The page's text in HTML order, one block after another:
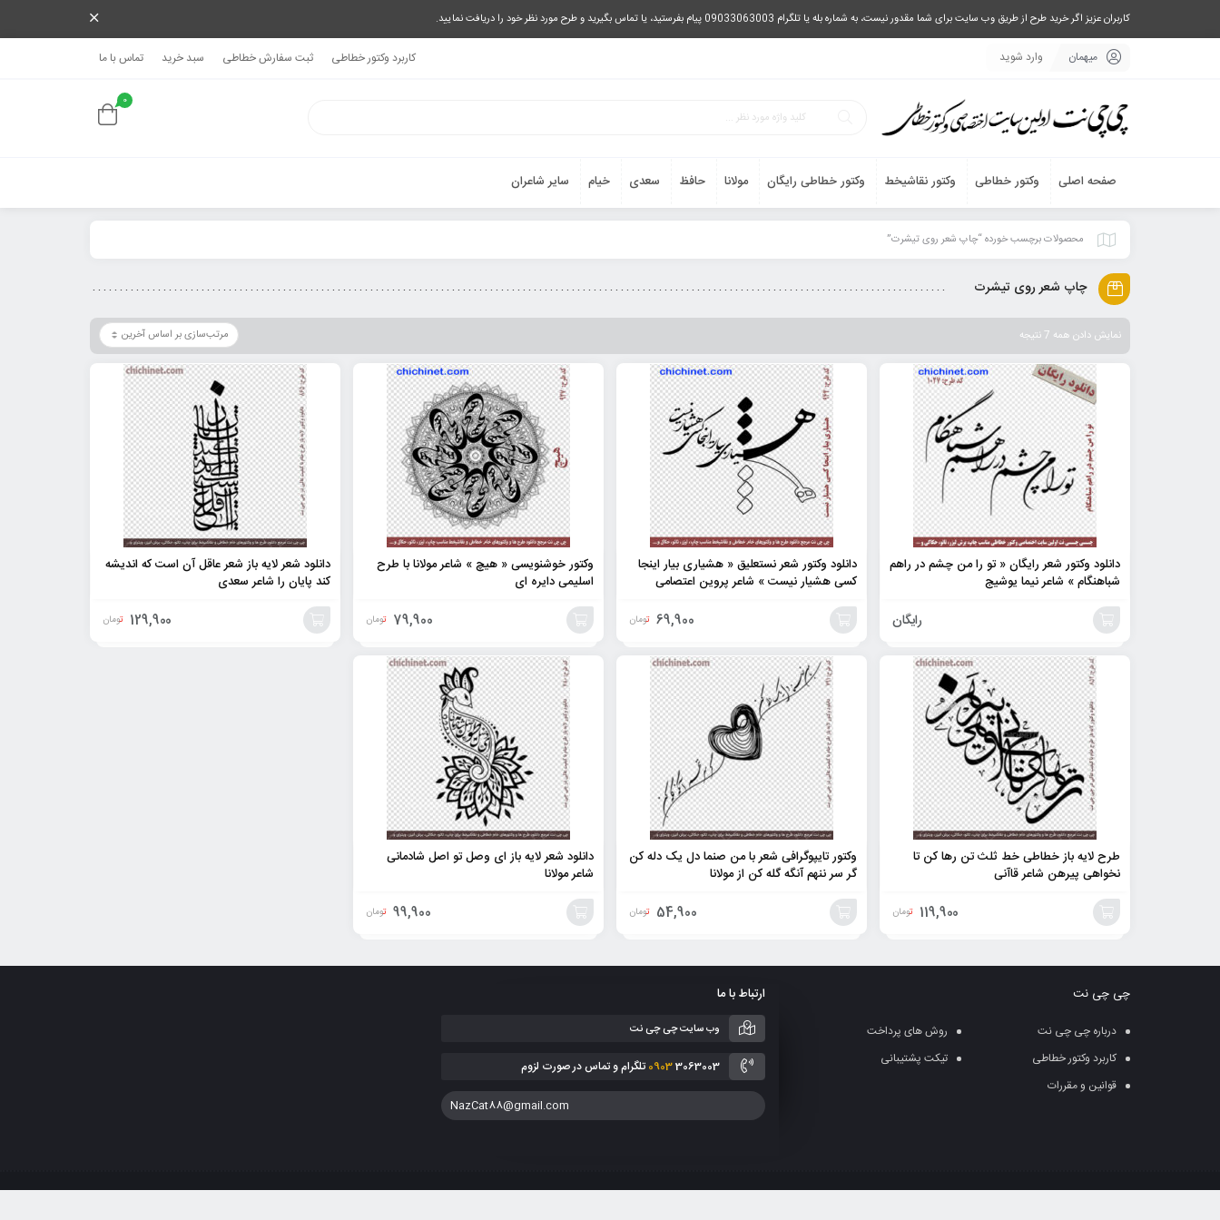
کاربران عزیز اگر خرید طرح از طریق وب سایت برای شما مقدور نیست، به شماره بله یا تلگرام 09033063003 پیام بفرستید، یا تماس بگیرید و طرح مورد نظر خود را دریافت نمایید.
میهمان وارد شوید کاربرد وکتور خطاطی ثبت سفارش خطاطی سبد خرید تماس با ما
0
صفحه اصلی وکتور خطاطی وکتور نقاشیخط وکتور خطاطی رایگان مولانا حافظ سعدی خیام سایر شاعران
محصولات برچسب خورده “چاپ شعر روی تیشرت”
چاپ شعر روی تیشرت
نمایش دادن همه 7 نتیجه
دانلود وکتور شعر رایگان « تو را من چشم در راهم
شباهنگام » شاعر نیما یوشیج
رایگان
افزودن
دانلود وکتور شعر نستعلیق « هشیاری بیار اینجا
کسی هشیار نیست » شاعر پروین اعتصامی
69,900 تومان
افزودن
وکتور خوشنویسی « هیچ » شاعر مولانا با طرح
اسلیمی دایره ای
79,900 تومان
افزودن
دانلود شعر لایه باز شعر عاقل آن است که اندیشه
کند پایان را شاعر سعدی
129,900 تومان
طرح لایه باز خطاطی خط ثلث تن رها کن تا
نخواهی پیرهن شاعر قاآنی
119,900 تومان
وکتور تایپوگرافی شعر با من صنما دل یک دله کن
گر سر ننهم آنگه گله کن از مولانا
54,900 تومان
دانلود شعر لایه باز ای وصل تو اصل شادمانی
شاعر مولانا
99,900 تومان
چی چی نت
درباره چی چی نت
روش های پرداخت
کاربرد وکتور خطاطی
تیکت پشتیبانی
قوانین و مقررات
ارتباط با ما
وب سایت چی چی نت
09033063003 تلگرام و تماس در صورت لزوم
NazCat88@gmail.com